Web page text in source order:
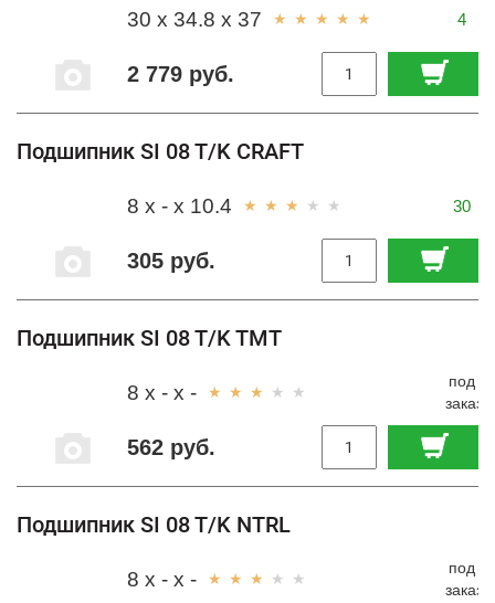
4
2 779 руб.
30 x 34.8 x 37
Подшипник SI 08 T/K CRAFT
30
305 руб.
8 x - x 10.4
Подшипник SI 08 T/K TMT
под
заказ
562 руб.
8 x - x -
Подшипник SI 08 T/K NTRL
под
заказ
8 x - x -